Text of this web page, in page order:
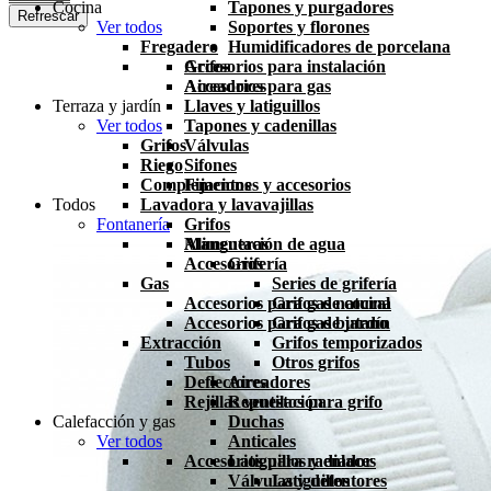
Cocina
Ver todos
Fregadero
Grifos
Aireadores
Llaves y latiguillos
Tapones y cadenillas
Válvulas
Sifones
Fijaciones y accesorios
Lavadora y lavavajillas
Grifos
Mangueras
Accesorios
Gas
Accesorios para gas natural
Accesorios para gas butano
Extracción
Tubos
Deflectores
Rejillas ventilación
Calefacción y gas
Ver todos
Accesorios para radiador
Válvulas y detentores
Tapones y purgadores
Soportes y florones
Humidificadores de porcelana
Accesorios para instalación
Accesorios para gas
Terraza y jardín
Ver todos
Grifos
Riego
Complementos
Todos
Fontanería
Alimentación de agua
Grifería
Series de grifería
Grifos de cocina
Grifos de jardín
Grifos temporizados
Otros grifos
Aireadores
Repuestos para grifo
Duchas
Anticales
Latiguillos y enlaces
Latiguillos